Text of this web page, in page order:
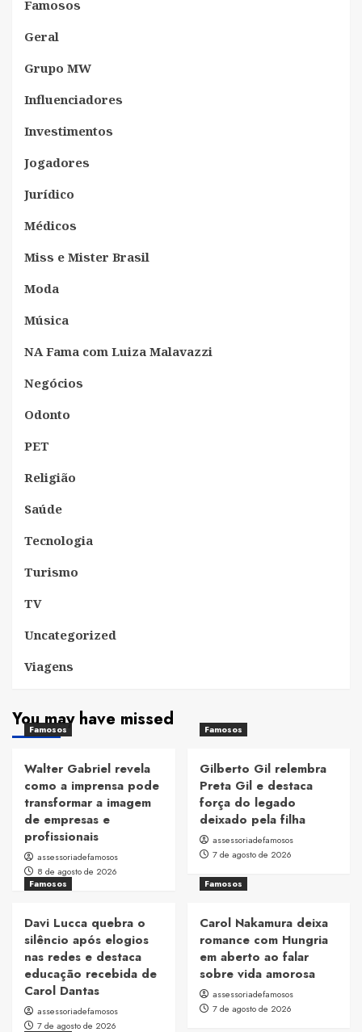
Famosos
Geral
Grupo MW
Influenciadores
Investimentos
Jogadores
Jurídico
Médicos
Miss e Mister Brasil
Moda
Música
NA Fama com Luiza Malavazzi
Negócios
Odonto
PET
Religião
Saúde
Tecnologia
Turismo
TV
Uncategorized
Viagens
You may have missed
Famosos
Walter Gabriel revela
como a imprensa pode
transformar a imagem
de empresas e
profissionais
assessoriadefamosos
8 de agosto de 2026
Famosos
Gilberto Gil relembra
Preta Gil e destaca
força do legado
deixado pela filha
assessoriadefamosos
7 de agosto de 2026
Famosos
Davi Lucca quebra o
silêncio após elogios
nas redes e destaca
educação recebida de
Carol Dantas
assessoriadefamosos
7 de agosto de 2026
Famosos
Carol Nakamura deixa
romance com Hungria
em aberto ao falar
sobre vida amorosa
assessoriadefamosos
7 de agosto de 2026